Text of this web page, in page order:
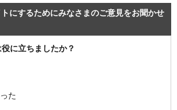
にするためにみなさまのご意見をお聞かせ
に立ちましたか？
た